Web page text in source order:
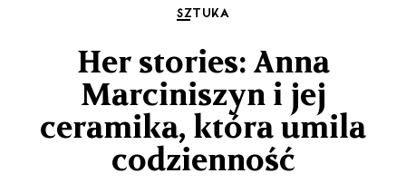
SZTUKA
Her stories: Anna
Marciniszyn i jej
ceramika, która umila
codzienność